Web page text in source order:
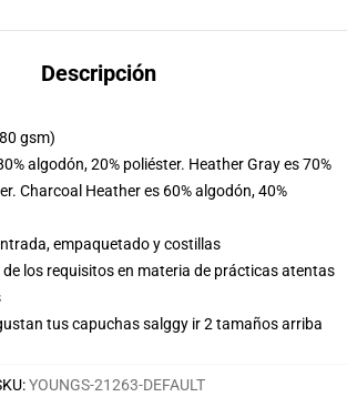
Descripción
gsm)
algodón, 20% poliéster. Heather Gray es 70%
Charcoal Heather es 60% algodón, 40%
empaquetado y costillas
los requisitos en materia de prácticas atentas
tus capuchas salggy ir 2 tamaños arriba
:YOUNGS-21263-DEFAULT